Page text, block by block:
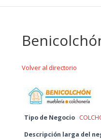
Volver al directorio
Tipo de Negocio
Descripción larga del